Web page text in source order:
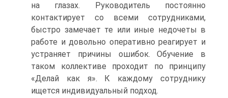
на глазах. Руководитель постоянно
контактирует со всеми сотрудниками,
быстро замечает те или иные недочеты в
работе и довольно оперативно реагирует и
устраняет причины ошибок. Обучение в
таком коллективе проходит по принципу
«Делай как я». К каждому сотруднику
ищется индивидуальный подход.